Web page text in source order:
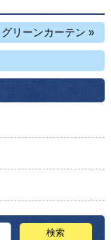
リーンカーテン »